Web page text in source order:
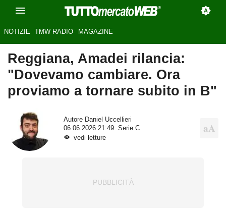
NOTIZIE TMW RADIO MAGAZINE
Reggiana, Amadei rilancia:
"Dovevamo cambiare. Ora
proviamo a tornare subito in B"
Autore Daniel Uccellieri
06.06.2026 21:49
Serie C
vedi letture